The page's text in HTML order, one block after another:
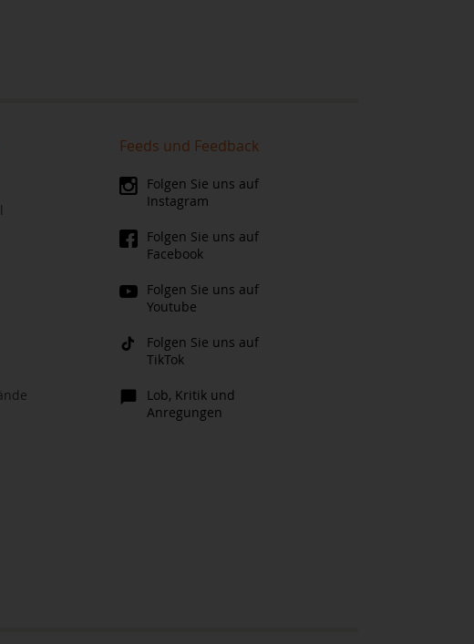
Feeds und Feedback
Folgen Sie uns auf
Instagram
Folgen Sie uns auf
Facebook
Folgen Sie uns auf
Youtube
Folgen Sie uns auf
TikTok
Lob, Kritik und
Anregungen